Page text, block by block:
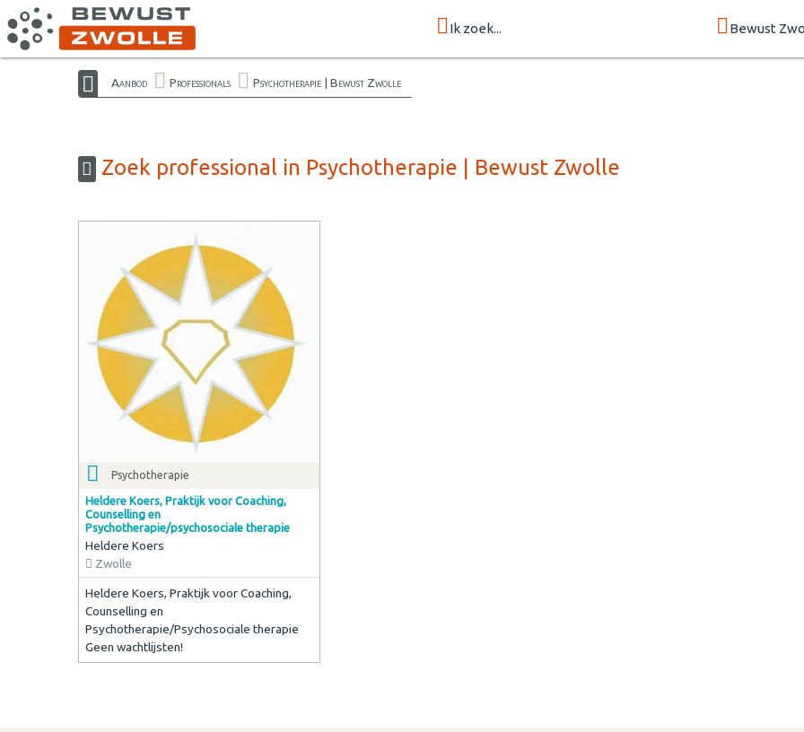
Ik zoek... Bewust
Aanbod Professionals Psychotherapie | Bewust Zwolle
Zoek professional in Psychotherapie | Bewust Zwolle
Psychotherapie
Heldere Koers, Praktijk voor Coaching,
Counselling en
Psychotherapie/psychosociale therapie
Heldere Koers
Zwolle
Heldere Koers, Praktijk voor Coaching,
Counselling en
Psychotherapie/Psychosociale therapie
Geen wachtlijsten!